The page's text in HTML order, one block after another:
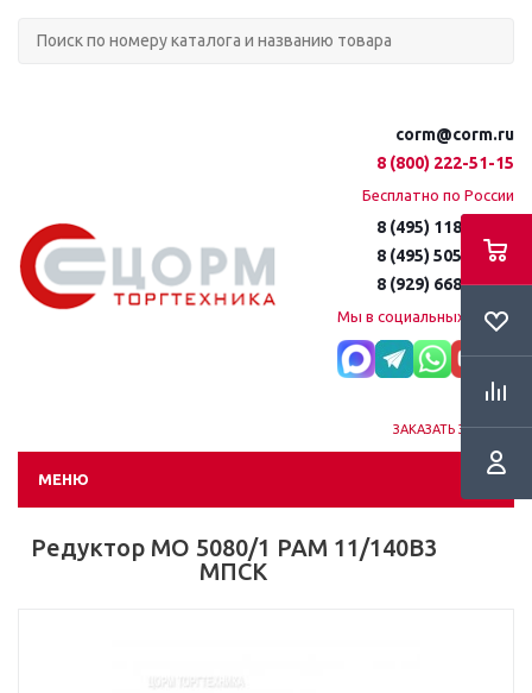
corm@corm.ru
8 (800) 222-51-15
Бесплатно по России
8 (495) 118-61-16
8 (495) 505-51-15
8 (929) 668-95-35
Мы в социальных сетях:
ЗАКАЗАТЬ ЗВОНОК
МЕНЮ
Редуктор МО 5080/1 РАМ 11/140В3
МПСК